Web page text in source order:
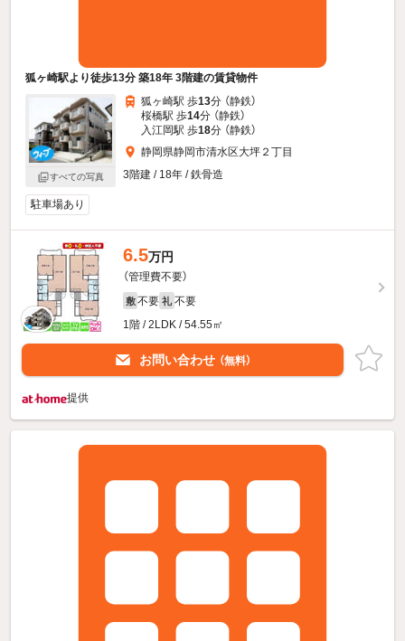
狐ヶ崎駅より徒歩13分 築18年 3階建の賃貸物件
すべての写真
狐ヶ崎駅 歩13分 （静鉄）
桜橋駅 歩14分 （静鉄）
入江岡駅 歩18分 （静鉄）
静岡県静岡市清水区大坪２丁目
3階建 / 18年 / 鉄骨造
駐車場あり
6.5万円
（管理費不要）
敷 不要 礼 不要
1階 / 2LDK / 54.55㎡
お問い合わせ （無料）
提供